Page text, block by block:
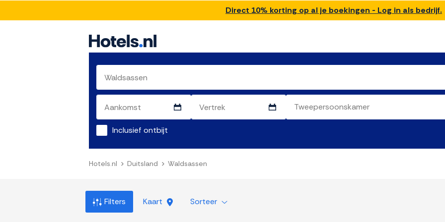
Direct 10% korting op al je boekingen - Log in als bedrijf.
Inclusief ontbijt
Hotels.nl Duitsland Waldsassen
Filters Kaart Sorteer